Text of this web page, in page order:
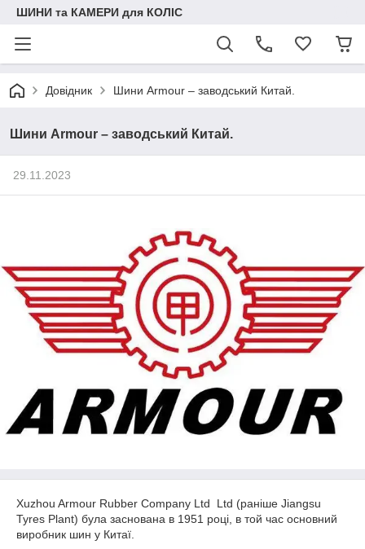
ШИНИ та КАМЕРИ для КОЛІС
Довідник Шини Armour – заводський Китай.
Шини Armour – заводський Китай.
29.11.2023
Xuzhou Armour Rubber Company Ltd Ltd (раніше Jiangsu
Tyres Plant) була заснована в 1951 році, в той час основний
виробник шин у Китаї.